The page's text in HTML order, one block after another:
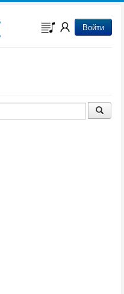
Войти
Музыка из сериалов